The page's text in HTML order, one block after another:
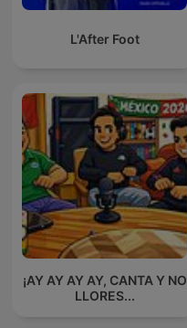
L'After Foot
¡AY AY AY AY, CANTA Y NO
LLORES...